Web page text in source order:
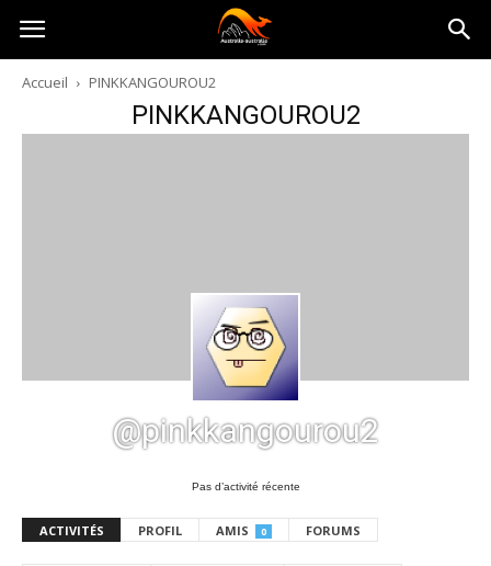
Australia-
australie.com
Accueil PINKKANGOUROU2
PINKKANGOUROU2
@pinkkangourou2
Pas d’activité récente
ACTIVITÉS PROFIL AMIS 0 FORUMS